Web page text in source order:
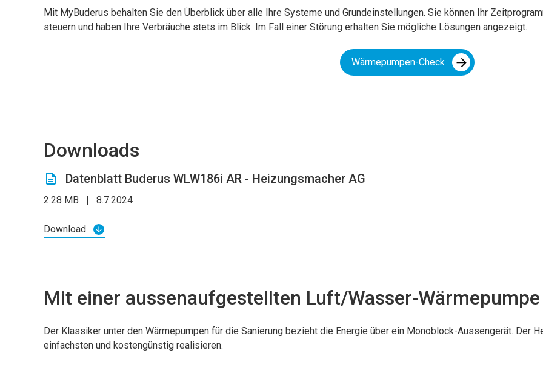
Mit MyBuderus behalten Sie den Überblick über alle Ihre Systeme und Grundeinstellungen. Sie können Ihr
steuern und haben Ihre Verbräuche stets im Blick. Im Fall einer Störung erhalten Sie mögliche Lösungen angezeigt.
Wärmepumpen-Check
Downloads
Datenblatt Buderus WLW186i AR - Heizungsmacher AG
2.28 MB 8.7.2024
Download
Mit einer aussenaufgestellten Luft/Wasser-
Der Klassiker unter den Wärmepumpen für die Sanierung bezieht die Energie über ein Monoblock-Aussengerät. Der
einfachsten und kostengünstig realisieren.